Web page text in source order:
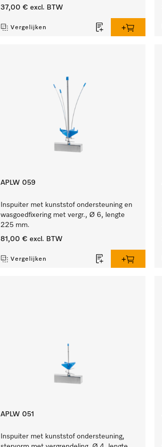
37,00 € excl. BTW
Vergelijken
APLW 059
Inspuiter met kunststof ondersteuning en
wasgoedfixering met vergr., Ø 6, lengte
225 mm.
81,00 € excl. BTW
Vergelijken
APLW 051
Inspuiter met kunststof ondersteuning,